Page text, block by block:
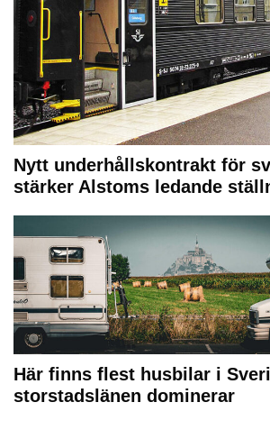
Nytt underhållskontrakt för
stärker Alstoms ledande
Här finns flest husbilar i
storstadslänen dominerar